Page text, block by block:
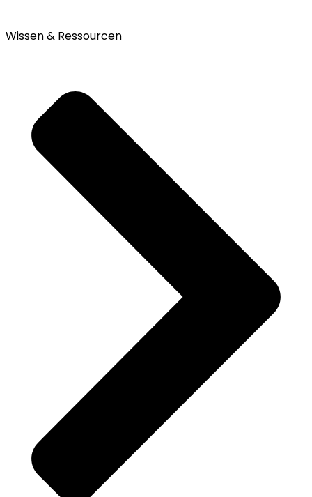
Wissen & Ressourcen